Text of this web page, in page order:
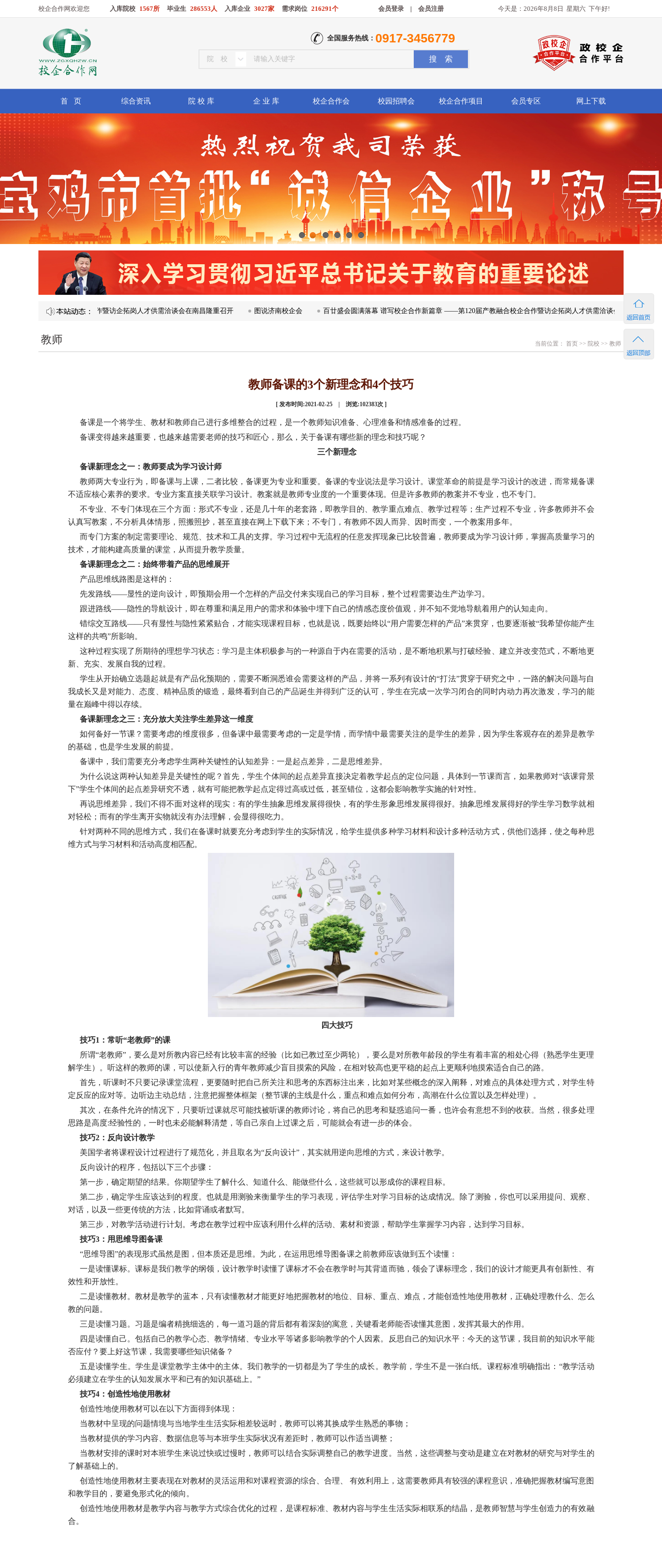
校企合作网欢迎您 入库院校 1567所 毕业生 286553人 入库企业 3027家 需求岗位 216291个 会员登录 | 会员注册 今天是： 2026年8月8日 星期六 下午好!
全国服务热线： 0917-3456779
首 页 综合资讯 院 校 库 企 业 库 校企合作会 校园招聘会 校企合作项目 会员专区 网上下载
1 2 3 4 5 6
届产教融合校企合作暨访企拓岗人才供需洽谈会在南昌隆重召开​ 图说济南校企会 百廿盛会圆满落幕 谱写校企合作新篇章 ——第120届产教融合校企合作暨访企拓岗人才供需洽谈会在济南成功举办
教师 当前位置： 首页 >> 院校 >> 教师
教师备课的3个新理念和4个技巧
[ 发布时间:2021-02-25 | 浏览:102383次 ]
备课是一个将学生、教材和教师自己进行多维整合的过程，是一个教师知识准备、心理准备和情感准备的过程。
备课变得越来越重要，也越来越需要老师的技巧和匠心，那么，关于备课有哪些新的理念和技巧呢？
三个新理念
备课新理念之一：教师要成为学习设计师
教师两大专业行为，即备课与上课，二者比较，备课更为专业和重要。备课的专业说法是学习设计。课堂革命的前提是学习设计的改进，而常规备课
不适应核心素养的要求。专业方案直接关联学习设计。教案就是教师专业度的一个重要体现。但是许多教师的教案并不专业，也不专门。
不专业、不专门体现在三个方面：形式不专业，还是几十年的老套路，即教学目的、教学重点难点、教学过程等；生产过程不专业，许多教师并不会
认真写教案，不分析具体情形，照搬照抄，甚至直接在网上下载下来；不专门，有教师不因人而异、因时而变，一个教案用多年。
而专门方案的制定需要理论、规范、技术和工具的支撑。学习过程中无流程的任意发挥现象已比较普遍，教师要成为学习设计师，掌握高质量学习的
技术，才能构建高质量的课堂，从而提升教学质量。
备课新理念之二：始终带着产品的思维展开
产品思维线路图是这样的：
先发路线——显性的逆向设计，即预期会用一个怎样的产品交付来实现自己的学习目标，整个过程需要边生产边学习。
跟进路线——隐性的导航设计，即在尊重和满足用户的需求和体验中埋下自己的情感态度价值观，并不知不觉地导航着用户的认知走向。
错综交互路线——只有显性与隐性紧紧贴合，才能实现课程目标，也就是说，既要始终以“用户需要怎样的产品”来贯穿，也要逐渐被“我希望你能产生
这样的共鸣”所影响。
这种过程实现了所期待的理想学习状态：学习是主体积极参与的一种源自于内在需要的活动，是不断地积累与打破经验、建立并改变范式，不断地更
新、充实、发展自我的过程。
学生从开始确立选题起就是有产品化预期的，需要不断洞悉谁会需要这样的产品，并将一系列有设计的“打法”贯穿于研究之中，一路的解决问题与自
我成长又是对能力、态度、精神品质的锻造，最终看到自己的产品诞生并得到广泛的认可，学生在完成一次学习闭合的同时内动力再次激发，学习的能
量在巅峰中得以存续。
备课新理念之三：充分放大关注学生差异这一维度
如何备好一节课？需要考虑的维度很多，但备课中最需要考虑的一定是学情，而学情中最需要关注的是学生的差异，因为学生客观存在的差异是教学
的基础，也是学生发展的前提。
备课中，我们需要充分考虑学生两种关键性的认知差异：一是起点差异，二是思维差异。
为什么说这两种认知差异是关键性的呢？首先，学生个体间的起点差异直接决定着教学起点的定位问题，具体到一节课而言，如果教师对“该课背景
下”学生个体间的起点差异研究不透，就有可能把教学起点定得过高或过低，甚至错位，这都会影响教学实施的针对性。
再说思维差异，我们不得不面对这样的现实：有的学生抽象思维发展得很快，有的学生形象思维发展得很好。抽象思维发展得好的学生学习数学就相
对轻松；而有的学生离开实物就没有办法理解，会显得很吃力。
针对两种不同的思维方式，我们在备课时就要充分考虑到学生的实际情况，给学生提供多种学习材料和设计多种活动方式，供他们选择，使之每种思
维方式与学习材料和活动高度相匹配。
四大技巧
技巧1：常听“老教师”的课
所谓“老教师”，要么是对所教内容已经有比较丰富的经验（比如已教过至少两轮），要么是对所教年龄段的学生有着丰富的相处心得（熟悉学生更理
解学生）。听这样的教师的课，可以使新入行的青年教师减少盲目摸索的风险，在相对较高也更平稳的起点上更顺利地摸索适合自己的路。
首先，听课时不只要记录课堂流程，更要随时把自己所关注和思考的东西标注出来，比如对某些概念的深入阐释，对难点的具体处理方式，对学生特
定反应的应对等。边听边主动总结，注意把握整体框架（整节课的主线是什么，重点和难点如何分布，高潮在什么位置以及怎样处理）。
其次，在条件允许的情况下，只要听过课就尽可能找被听课的教师讨论，将自己的思考和疑惑追问一番，也许会有意想不到的收获。当然，很多处理
思路是高度:经验性的，一时也未必能解释清楚，等自己亲自上过课之后，可能就会有进一步的体会。
技巧2：反向设计教学
美国学者将课程设计过程进行了规范化，并且取名为“反向设计”，其实就用逆向思维的方式，来设计教学。
反向设计的程序，包括以下三个步骤：
第一步，确定期望的结果。你期望学生了解什么、知道什么、能做些什么，这些就可以形成你的课程目标。
第二步，确定学生应该达到的程度。也就是用测验来衡量学生的学习表现，评估学生对学习目标的达成情况。除了测验，你也可以采用提问、观察、
对话，以及一些更传统的方法，比如背诵或者默写。
第三步，对教学活动进行计划。考虑在教学过程中应该利用什么样的活动、素材和资源，帮助学生掌握学习内容，达到学习目标。
技巧3：用思维导图备课
“思维导图”的表现形式虽然是图，但本质还是思维。为此，在运用思维导图备课之前教师应该做到五个读懂：
一是读懂课标。课标是我们教学的纲领，设计教学时读懂了课标才不会在教学时与其背道而驰，领会了课标理念，我们的设计才能更具有创新性、有
效性和开放性。
二是读懂教材。教材是教学的蓝本，只有读懂教材才能更好地把握教材的地位、目标、重点、难点，才能创造性地使用教材，正确处理教什么、怎么
教的问题。
三是读懂习题。习题是编者精挑细选的，每一道习题的背后都有着深刻的寓意，关键看老师能否读懂其意图，发挥其最大的作用。
四是读懂自己。包括自己的教学心态、教学情绪、专业水平等诸多影响教学的个人因素。反思自己的知识水平：今天的这节课，我目前的知识水平能
否应付？要上好这节课，我需要哪些知识储备？
五是读懂学生。学生是课堂教学主体中的主体。我们教学的一切都是为了学生的成长。教学前，学生不是一张白纸。课程标准明确指出：“教学活动
必须建立在学生的认知发展水平和已有的知识基础上。”
技巧4：创造性地使用教材
创造性地使用教材可以在以下方面得到体现：
当教材中呈现的问题情境与当地学生生活实际相差较远时，教师可以将其换成学生熟悉的事物；
当教材提供的学习内容、数据信息等与本班学生实际状况有差距时，教师可以作适当调整；
当教材安排的课时对本班学生来说过快或过慢时，教师可以结合实际调整自己的教学进度。当然，这些调整与变动是建立在对教材的研究与对学生的
了解基础上的。
创造性地使用教材主要表现在对教材的灵活运用和对课程资源的综合、合理、 有效利用上，这需要教师具有较强的课程意识，准确把握教材编写意图
和教学目的，要避免形式化的倾向。
创造性地使用教材是教学内容与教学方式综合优化的过程，是课程标准、教材内容与学生生活实际相联系的结晶，是教师智慧与学生创造力的有效融
合。